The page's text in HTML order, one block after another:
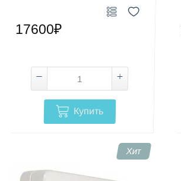
17600₽
Купить
Хит